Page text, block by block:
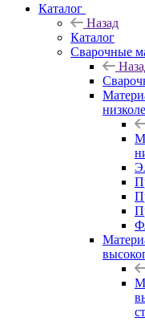
Каталог
Назад
Каталог
Сварочные